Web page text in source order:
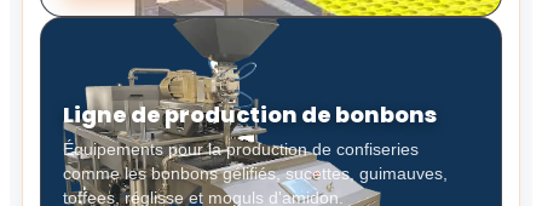
Ligne de production de bonbons
Équipements pour la production de confiseries
comme les bonbons gélifiés, sucettes, guimauves,
toffees, réglisse et moguls d'amidon.